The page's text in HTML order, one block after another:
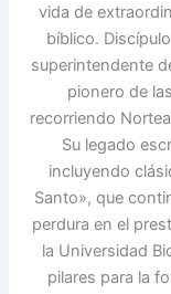
vida de
bíblico.
superintendente
pionero de
recorriendo
Su legado
incluyendo
Santo», que
perdura en el
la Universidad
pilares para la